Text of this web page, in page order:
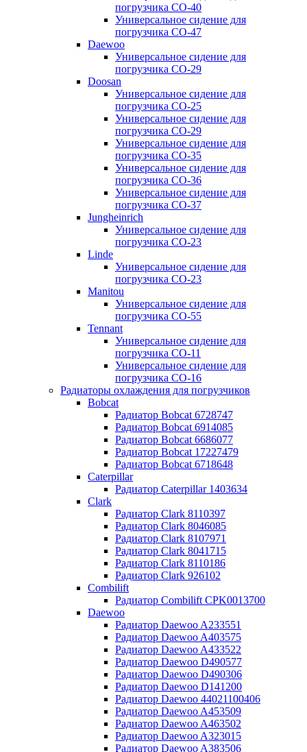
погрузчика CO-40
Универсальное сидение для
погрузчика CO-47
Daewoo
Универсальное сидение для
погрузчика CO-29
Doosan
Универсальное сидение для
погрузчика CO-25
Универсальное сидение для
погрузчика CO-29
Универсальное сидение для
погрузчика CO-35
Универсальное сидение для
погрузчика CO-36
Универсальное сидение для
погрузчика CO-37
Jungheinrich
Универсальное сидение для
погрузчика CO-23
Linde
Универсальное сидение для
погрузчика CO-23
Manitou
Универсальное сидение для
погрузчика CO-55
Tennant
Универсальное сидение для
погрузчика CO-11
Универсальное сидение для
погрузчика CO-16
Радиаторы охлаждения для погрузчиков
Bobcat
Радиатор Bobcat 6728747
Радиатор Bobcat 6914085
Радиатор Bobcat 6686077
Радиатор Bobcat 17227479
Радиатор Bobcat 6718648
Caterpillar
Радиатор Caterpillar 1403634
Clark
Радиатор Clark 8110397
Радиатор Clark 8046085
Радиатор Clark 8107971
Радиатор Clark 8041715
Радиатор Clark 8110186
Радиатор Clark 926102
Combilift
Радиатор Combilift CPK0013700
Daewoo
Радиатор Daewoo A233551
Радиатор Daewoo A403575
Радиатор Daewoo A433522
Радиатор Daewoo D490577
Радиатор Daewoo D490306
Радиатор Daewoo D141200
Радиатор Daewoo 44021100406
Радиатор Daewoo A453509
Радиатор Daewoo A463502
Радиатор Daewoo A323015
Радиатор Daewoo A383506